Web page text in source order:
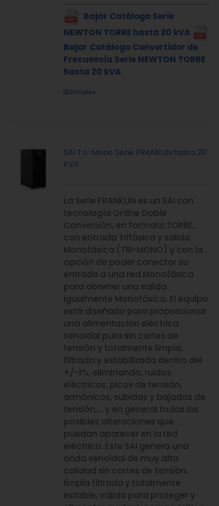
Bajar Catálogo Serie
NEWTON TORRE hasta 20 kVA
Bajar Catálogo Convertidor de
Frecuencia Serie NEWTON TORRE
hasta 20 kVA
Detalles
SAI Tri-Mono Serie FRANKLIN hasta 20
KVA
La Serie FRANKLIN es un SAI con
tecnología Online Doble
Conversión, en formato TORRE,
con entrada Trifásica y salida
Monofásica (TRI-MONO) y con la
opción de poder conectar su
entrada a una red Monofásica
para obtener una salida
igualmente Monofásica. El equipo
está diseñado para proporcionar
una alimentación eléctrica
senoidal pura sin cortes de
tensión y totalmente limpia,
filtrada y estabilizada dentro del
+/-1%, eliminando, ruidos
eléctricos, picos de tensión,
armónicos, subidas y bajadas de
tensión,… y en general todas las
posibles alteraciones que
puedan aparecer en la red
eléctrica. Este SAI genera una
onda senoidal de muy alta
calidad sin cortes de tensión,
limpia filtrada y totalmente
estable, válida para proteger y